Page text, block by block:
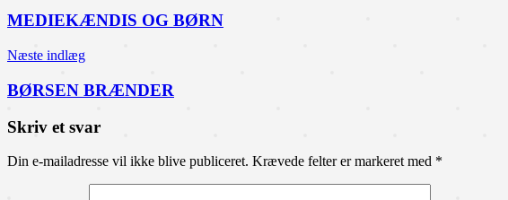
MEDIEKÆNDIS OG BØRN
Næste indlæg
BØRSEN BRÆNDER
Skriv et svar
Din e-mailadresse vil ikke blive publiceret. Krævede felter er markeret med *